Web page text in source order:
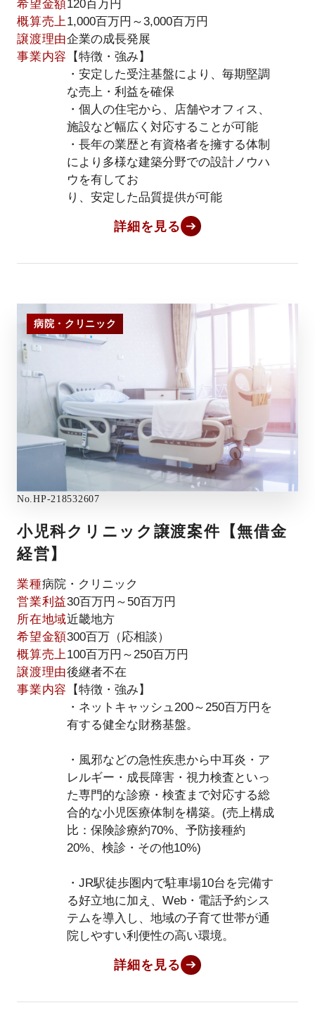
希望金額120百万円
概算売上1,000百万円～3,000百万円
譲渡理由企業の成長発展
事業内容
【特徴・強み】
・安定した受注基盤により、毎期堅調
な売上・利益を確保
・個人の住宅から、店舗やオフィス、
施設など幅広く対応することが可能
・長年の業歴と有資格者を擁する体制
により多様な建築分野での設計ノウハ
ウを有してお
り、安定した品質提供が可能
詳細を見る
病院・クリニック
No.HP-218532607
小児科クリニック譲渡案件【無借金
経営】
業種病院・クリニック
営業利益30百万円～50百万円
所在地域近畿地方
希望金額300百万（応相談）
概算売上100百万円～250百万円
譲渡理由後継者不在
事業内容
【特徴・強み】
・ネットキャッシュ200～250百万円を
有する健全な財務基盤。
・風邪などの急性疾患から中耳炎・ア
レルギー・成長障害・視力検査といっ
た専門的な診療・検査まで対応する総
合的な小児医療体制を構築。(売上構成
比：保険診療約70%、予防接種約
20%、検診・その他10%)
・JR駅徒歩圏内で駐車場10台を完備す
る好立地に加え、Web・電話予約シス
テムを導入し、地域の子育て世帯が通
院しやすい利便性の高い環境。
詳細を見る